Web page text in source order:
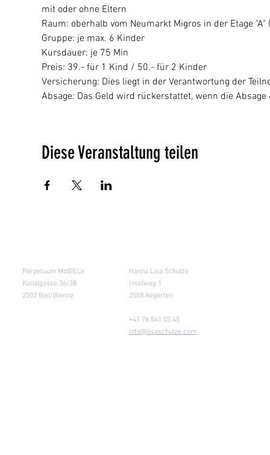
mit oder ohne Eltern
Raum: oberhalb vom Neumarkt Migros in der Etage
Gruppe: je max. 6 Kinder
Kursdauer: je 75 Min
Preis: 39.- für 1 Kind / 50.- für 2 Kinder
Versicherung: Dies liegt in der Verantwortung der
Absage: Das Geld wird rückerstattet, wenn die
Diese Veranstaltung teilen
Perpetuum MoBIELe
Kanalgasse 36/38
2502 Biel/Bienne
Hanna Lisa Schulze
Inselweg 1
2558 Aegerten
+41 76 541 03 45
info@lisaschulze.com